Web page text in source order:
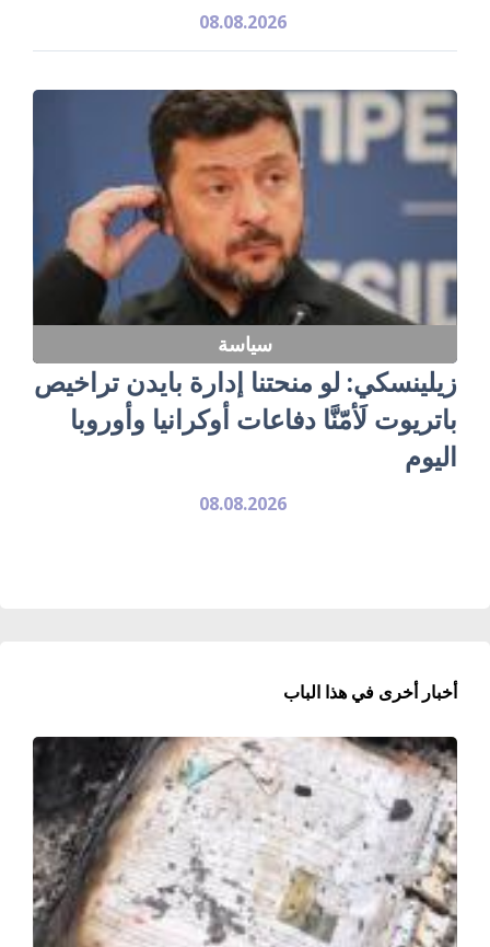
08.08.2026
سياسة
زيلينسكي: لو منحتنا إدارة بايدن تراخيص
باتريوت لَأمّنَّا دفاعات أوكرانيا وأوروبا
اليوم
08.08.2026
أخبار أخرى في هذا الباب